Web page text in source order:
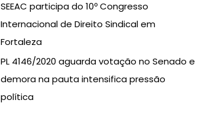
r
:
SEEAC participa do 10º Congresso
Internacional de Direito Sindical em
Fortaleza
PL 4146/2020 aguarda votação no Senado e
demora na pauta intensifica pressão
política